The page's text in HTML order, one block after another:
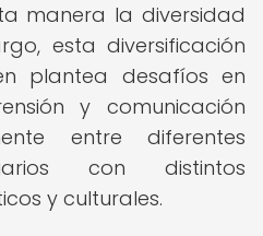
manera la diversidad
esta diversificación
plantea desafíos en
y comunicación
entre diferentes
con distintos
y culturales.